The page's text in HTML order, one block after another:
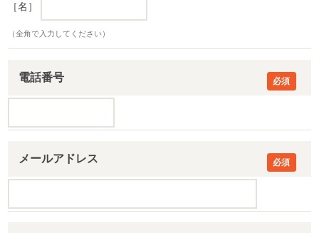
［名］
（全角で入力してください）
電話番号
メールアドレス